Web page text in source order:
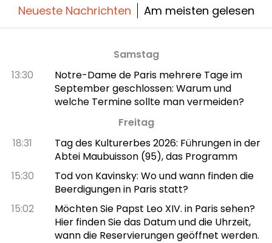
Neueste Nachrichten Am meisten gelesen
Samstag
13:30
Notre-Dame de Paris mehrere Tage im
September geschlossen: Warum und
welche Termine sollte man vermeiden?
Freitag
18:31
Tag des Kulturerbes 2026: Führungen in der
Abtei Maubuisson (95), das Programm
15:30
Tod von Kavinsky: Wo und wann finden die
Beerdigungen in Paris statt?
15:02
Möchten Sie Papst Leo XIV. in Paris sehen?
Hier finden Sie das Datum und die Uhrzeit,
wann die Reservierungen geöffnet werden.